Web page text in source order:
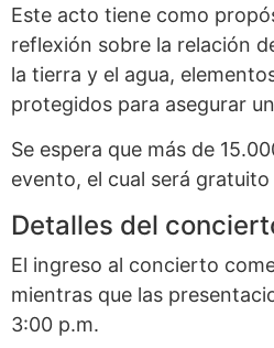
Este acto tiene como
reflexión sobre la relación
la tierra y el agua,
protegidos para asegurar
Se espera que más de
evento, el cual será
Detalles del
El ingreso al concierto
mientras que las
3:00 p.m.